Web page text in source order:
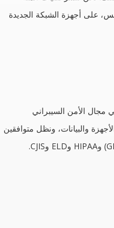
على أجهزة الشبكة الجديدة
مجال الأمن السيبراني
والبيانات، ونظل متوافقين